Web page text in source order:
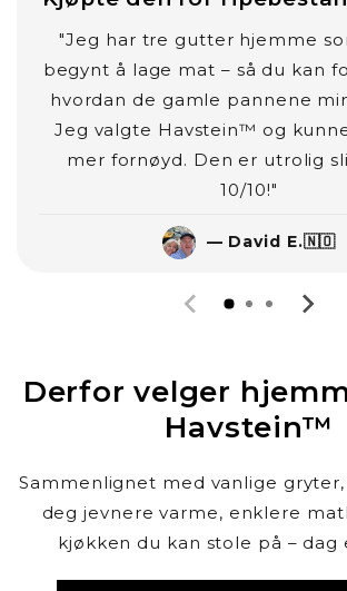
"Jeg har tre gutter hjemme
begynt å lage mat – så du kan
hvordan de gamle pannene
Jeg valgte Havstein™ og
mer fornøyd. Den er utrolig
10/10!"
— David E.🇳🇴
Derfor velger
Havstein™
Sammenlignet med vanlige
deg jevnere varme, enklere
kjøkken du kan stole på – dag